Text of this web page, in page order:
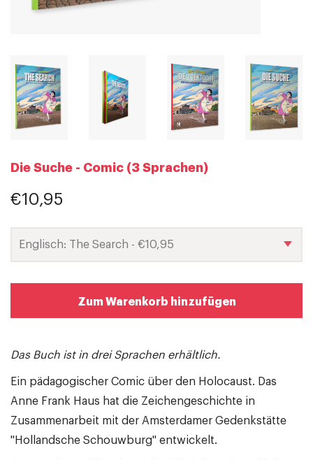
Die Suche - Comic (3 Sprachen)
€10,95
Zum Warenkorb hinzufügen
Das Buch ist in drei Sprachen erhältlich.
Ein pädagogischer Comic über den Holocaust. Das
Anne Frank Haus hat die Zeichengeschichte in
Zusammenarbeit mit der Amsterdamer Gedenkstätte
"Hollandsche Schouwburg" entwickelt.